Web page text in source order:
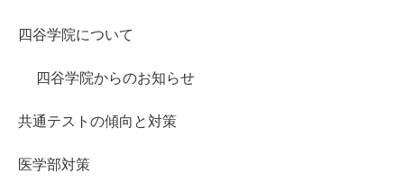
四谷学院について
四谷学院からのお知らせ
共通テストの傾向と対策
医学部対策